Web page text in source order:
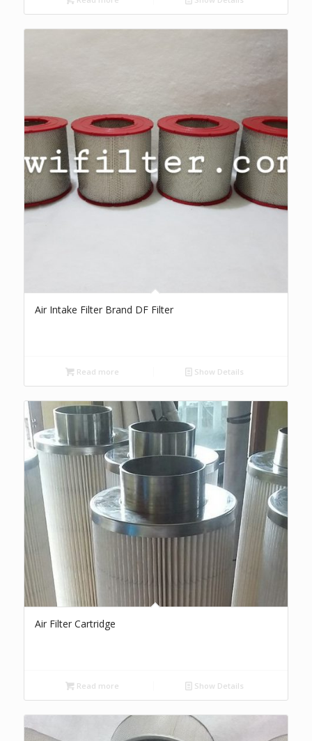
Air Intake Filter Brand DF Filter
Read more Show Details
Air Filter Cartridge
Read more Show Details